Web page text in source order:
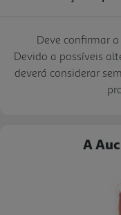
Deve confirmar
Devido a possíveis
deverá considerar
A